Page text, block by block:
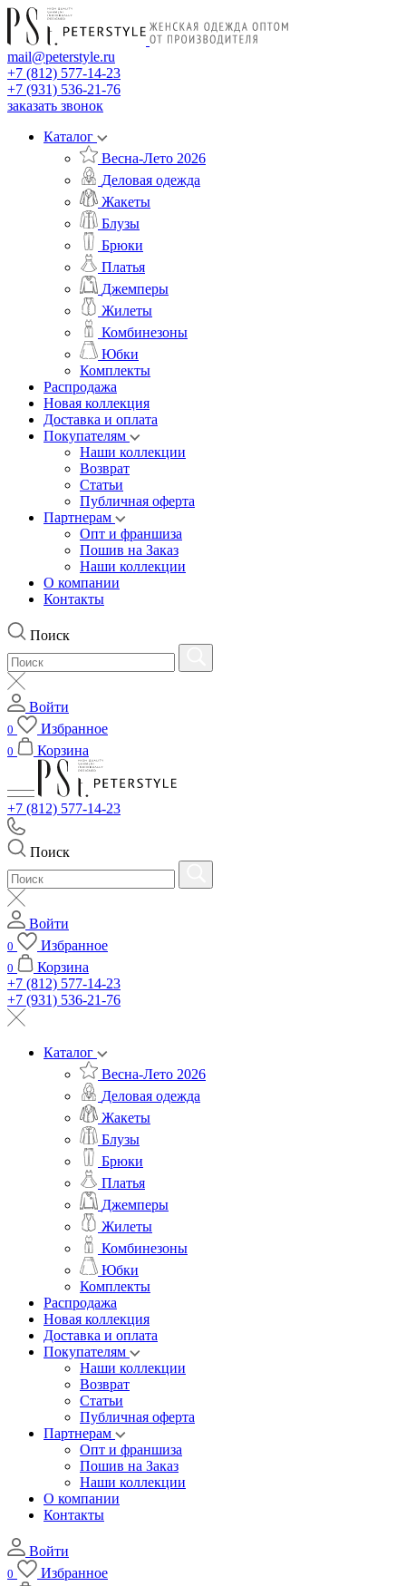
mail@peterstyle.ru
+7 (812) 577-14-23
+7 (931) 536-21-76
заказать звонок
Каталог
Весна-Лето 2026
Деловая одежда
Жакеты
Блузы
Брюки
Платья
Джемперы
Жилеты
Комбинезоны
Юбки
Комплекты
Распродажа
Новая коллекция
Доставка и оплата
Покупателям
Наши коллекции
Возврат
Статьи
Публичная оферта
Партнерам
Опт и франшиза
Пошив на Заказ
Наши коллекции
О компании
Контакты
Поиск
Войти
0 Избранное
0 Корзина
+7 (812) 577-14-23
Поиск
Войти
0 Избранное
0
Корзина
+7 (812) 577-14-23
+7 (931) 536-21-76
Каталог
Весна-Лето 2026
Деловая одежда
Жакеты
Блузы
Брюки
Платья
Джемперы
Жилеты
Комбинезоны
Юбки
Комплекты
Распродажа
Новая коллекция
Доставка и оплата
Покупателям
Наши коллекции
Возврат
Статьи
Публичная оферта
Партнерам
Опт и франшиза
Пошив на Заказ
Наши коллекции
О компании
Контакты
Войти
0 Избранное